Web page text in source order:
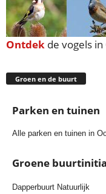
Ontdek de vogels in
Groen en de buurt
Parken en tuinen
Alle parken en tuinen in
Groene
Dapperbuurt Natuurlijk